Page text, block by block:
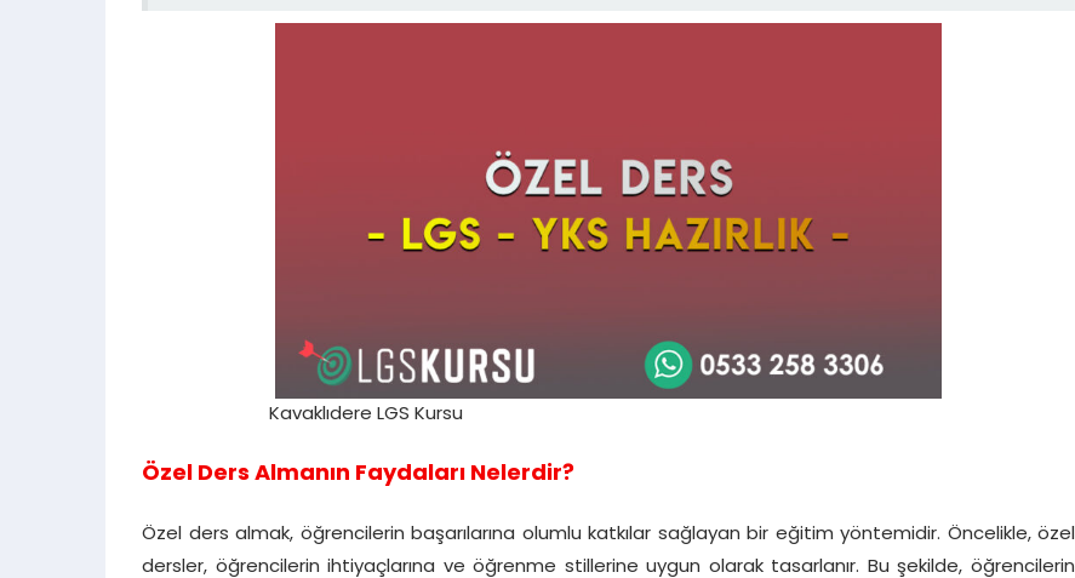
Kavaklıdere LGS Kursu
Özel Ders Almanın Faydaları Nelerdir?
Özel ders almak, öğrencilerin başarılarına olumlu katkılar sağlayan bir eğitim yöntemidir. Öncelikle, özel
dersler, öğrencilerin ihtiyaçlarına ve öğrenme stillerine uygun olarak tasarlanır. Bu şekilde, öğrencilerin